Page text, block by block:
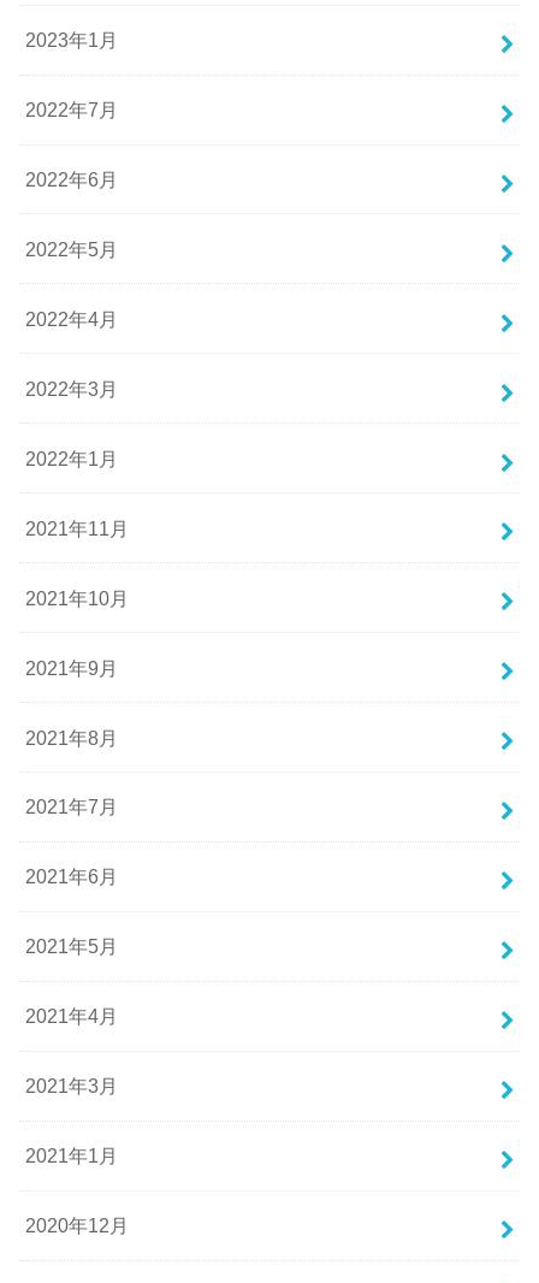
2023年1月
2022年7月
2022年6月
2022年5月
2022年4月
2022年3月
2022年1月
2021年11月
2021年10月
2021年9月
2021年8月
2021年7月
2021年6月
2021年5月
2021年4月
2021年3月
2021年1月
2020年12月